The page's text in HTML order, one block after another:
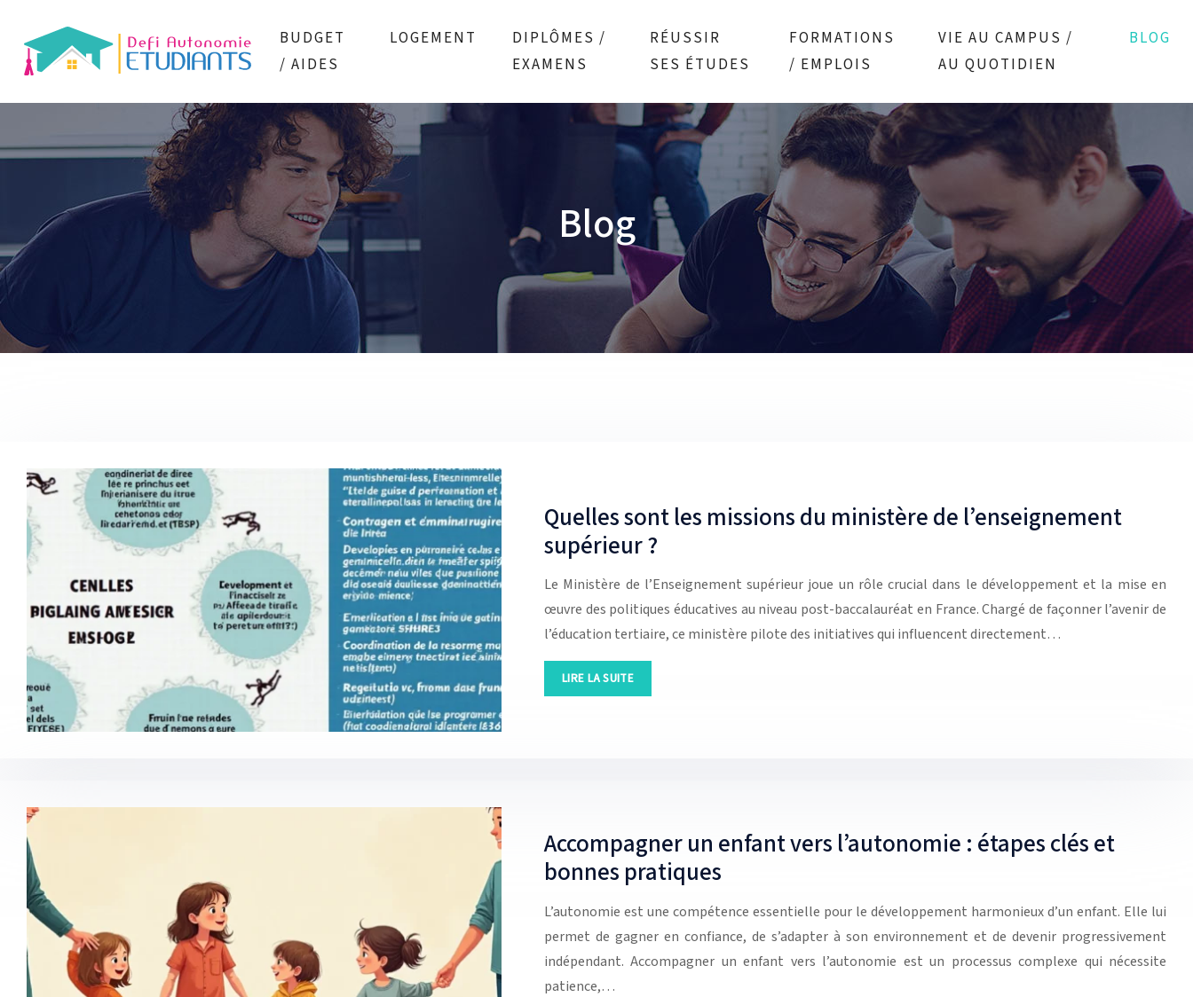
BUDGET
/ AIDES
LOGEMENT
DIPLÔMES /
EXAMENS
RÉUSSIR
SES ÉTUDES
FORMATIONS
/ EMPLOIS
VIE AU CAMPUS /
AU QUOTIDIEN
BLOG
Blog
Quelles sont les missions du ministère de l’enseignement
supérieur ?
Le Ministère de l’Enseignement supérieur joue un rôle crucial dans le développement et la mise en
œuvre des politiques éducatives au niveau post-baccalauréat en France. Chargé de façonner l’avenir de
l’éducation tertiaire, ce ministère pilote des initiatives qui influencent directement…
LIRE LA SUITE
Accompagner un enfant vers l’autonomie : étapes clés et
bonnes pratiques
L’autonomie est une compétence essentielle pour le développement harmonieux d’un enfant. Elle lui
permet de gagner en confiance, de s’adapter à son environnement et de devenir progressivement
indépendant. Accompagner un enfant vers l’autonomie est un processus complexe qui nécessite
patience,…